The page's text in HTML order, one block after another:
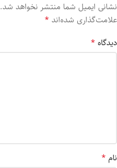
نشانی ایمیل شما منتشر نخواهد شد.
علامت‌گذاری شده‌اند *
دیدگاه *
نام *